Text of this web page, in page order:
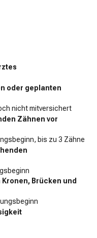
oder geplanten
nicht mitversichert
Zähnen vor
bis zu 3 Zähne
Brücken und